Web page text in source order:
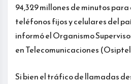
94,329 millones de minutos
teléfonos fijos y celulares del
informó el Organismo
en Telecomunicaciones
Si bien el tráfico de llamadas